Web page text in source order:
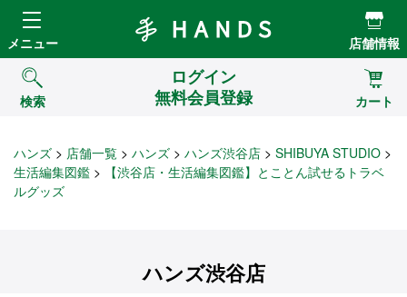
Hands ハンズ
メニュー 店舗情報
検索
ログイン
無料会員登録
カート
ハンズ 店舗一覧 ハンズ ハンズ渋谷店
SHIBUYA STUDIO
生活編集図鑑
【渋谷店・生活編集図鑑】とことん試せるトラベ
ルグッズ
ハンズ渋谷店